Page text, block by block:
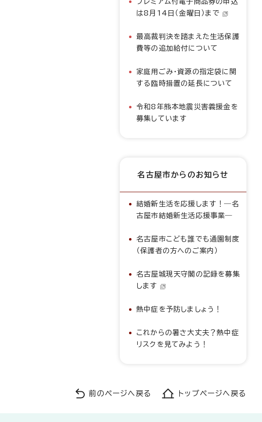
は8月14日（金曜日）まで
最高裁判決を踏まえた生活保護
費等の追加給付について
家庭用ごみ・資源の指定袋に関
する臨時措置の延長について
令和8年熊本地震災害義援金を
募集しています
名古屋市からのお知らせ
結婚新生活を応援します！―名
古屋市結婚新生活応援事業―
名古屋市こども誰でも通園制度
（保護者の方へのご案内）
名古屋城現天守閣の記録を募集
します
熱中症を予防しましょう！
これからの暑さ大丈夫？熱中症
リスクを見てみよう！
前のページへ戻る トップページへ戻る